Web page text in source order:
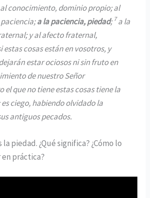
al conocimiento, dominio propio; al
a la paciencia, piedad; 7a la
y al afecto fraternal,
estas cosas están en vosotros, y
estar ociosos ni sin fruto en
de nuestro Señor
el que no tiene estas cosas tiene la
ciego, habiendo olvidado la
antiguos pecados.
piedad. ¿Qué significa? ¿Cómo lo
práctica?